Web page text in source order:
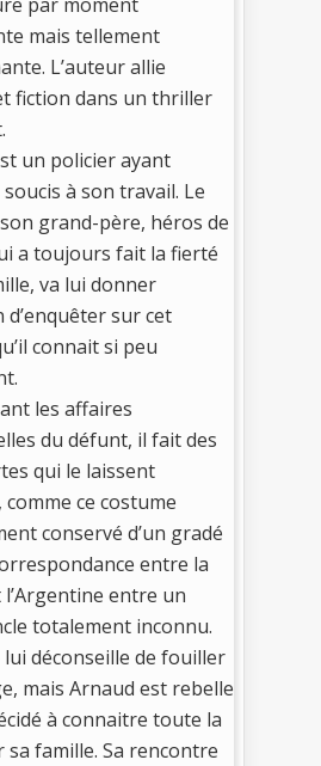
mais tellement
L’auteur allie
fiction dans un thriller
un policier ayant
à son travail. Le
grand-père, héros de
a toujours fait la fierté
va lui donner
d’enquêter sur cet
connait si peu
les affaires
du défunt, il fait des
qui le laissent
ce costume
conservé d’un gradé
entre la
l’Argentine entre un
totalement inconnu.
déconseille de fouiller
mais Arnaud est rebelle
à connaitre toute la
sa famille. Sa rencontre